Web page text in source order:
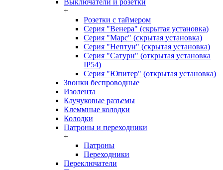
Выключатели и розетки
+
Розетки с таймером
Серия "Венера" (скрытая установка)
Серия "Марс" (скрытая установка)
Серия "Нептун" (скрытая установка)
Серия "Сатурн" (открытая установка
IP54)
Серия "Юпитер" (открытая установка)
Звонки беспроводные
Изолента
Каучуковые разъемы
Клеммные колодки
Колодки
Патроны и переходники
+
Патроны
Переходники
Переключатели